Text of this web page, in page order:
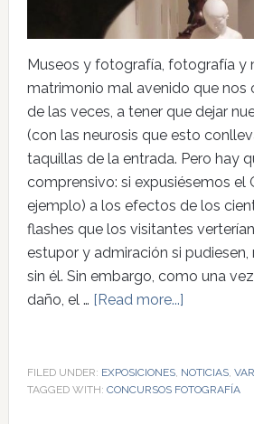
Museos y fotografía, fotografía y
matrimonio mal avenido que nos
de las veces, a tener que dejar
(con las neurosis que esto
taquillas de la entrada. Pero hay
comprensivo: si expusiésemos el
ejemplo) a los efectos de los
flashes que los visitantes
estupor y admiración si
sin él. Sin embargo, como una
daño, el … [Read more...]
FILED UNDER: EXPOSICIONES, NOTICIAS,
TAGGED WITH: CONCURSOS FOTOGRAFÍA